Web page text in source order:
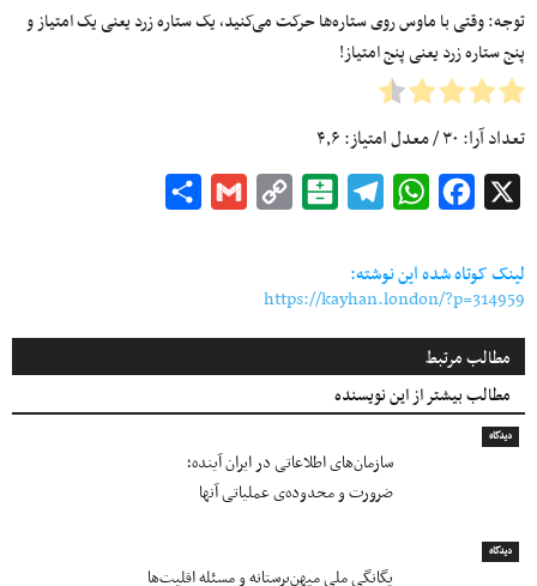
توجه: وقتی با ماوس روی ستاره‌ها حرکت می‌کنید، یک ستاره زرد یعنی یک امتیاز و
پنج ستاره زرد یعنی پنج امتیاز!
تعداد آرا: ۳۰/ معدل امتیاز:۴٫۶
Facebook
WhatsApp
Telegram
Balatarin
Copy
Gmail
لینک کوتاه شده این نوشته:
https://kayhan.london/?p=314959
مطالب مرتبط
مطالب بیشتر از این نویسنده
دیدگاه
سازمان‌های اطلاعاتی در ایران آینده؛
ضرورت و محدوده‌ی عملیاتی آنها
دیدگاه
یگانگی ملی میهن‌پرستانه و مسئله اقلیت‌ها